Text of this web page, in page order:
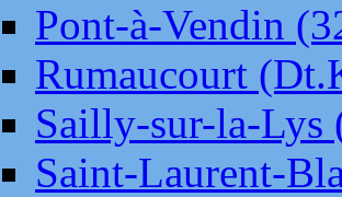
Pont-à-Vendin
Rumaucourt
Sailly-sur-la-Lys
Saint-Laurent-